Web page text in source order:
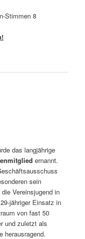
Stimmen 8
das langjährige
ernannt.
sein
Vereinsjugend in
jähriger Einsatz in
von fast 50
und zuletzt als
herausragend.